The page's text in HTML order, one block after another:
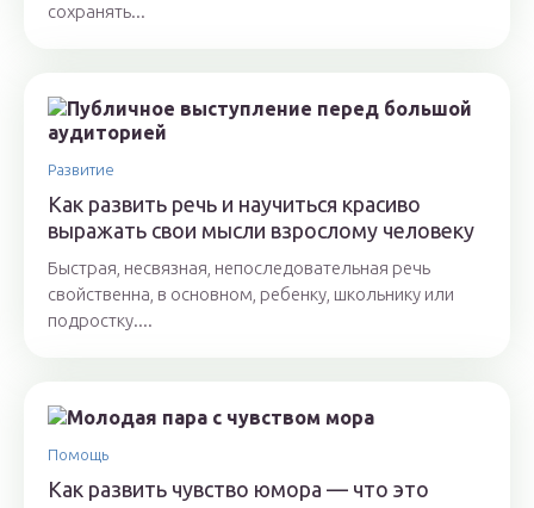
сохранять...
Развитие
Как развить речь и научиться красиво
выражать свои мысли взрослому человеку
Быстрая, несвязная, непоследовательная речь
свойственна, в основном, ребенку, школьнику или
подростку....
Помощь
Как развить чувство юмора — что это